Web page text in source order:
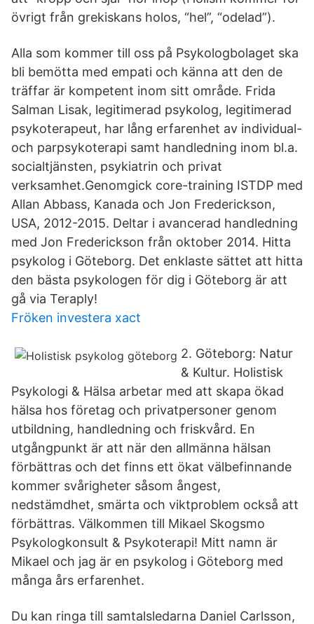
övrigt från grekiskans holos, “hel”, “odelad”).
Alla som kommer till oss på Psykologbolaget ska
bli bemötta med empati och känna att den de
träffar är kompetent inom sitt område. Frida
Salman Lisak, legitimerad psykolog, legitimerad
psykoterapeut, har lång erfarenhet av individual-
och parpsykoterapi samt handledning inom bl.a.
socialtjänsten, psykiatrin och privat
verksamhet.Genomgick core-training ISTDP med
Allan Abbass, Kanada och Jon Frederickson,
USA, 2012-2015. Deltar i avancerad handledning
med Jon Frederickson från oktober 2014. Hitta
psykolog i Göteborg. Det enklaste sättet att hitta
den bästa psykologen för dig i Göteborg är att
gå via Teraply!
Fröken investera xact
2. Göteborg: Natur
& Kultur. Holistisk
Psykologi & Hälsa arbetar med att skapa ökad
hälsa hos företag och privatpersoner genom
utbildning, handledning och friskvård. En
utgångpunkt är att när den allmänna hälsan
förbättras och det finns ett ökat välbefinnande
kommer svårigheter såsom ångest,
nedstämdhet, smärta och viktproblem också att
förbättras. Välkommen till Mikael Skogsmo
Psykologkonsult & Psykoterapi! Mitt namn är
Mikael och jag är en psykolog i Göteborg med
många års erfarenhet.
Du kan ringa till samtalsledarna Daniel Carlsson,